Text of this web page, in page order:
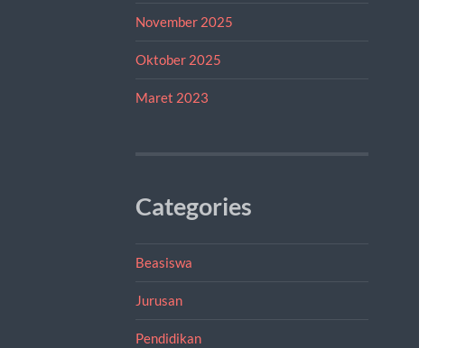
November 2025
Oktober 2025
Maret 2023
Categories
Beasiswa
Jurusan
Pendidikan